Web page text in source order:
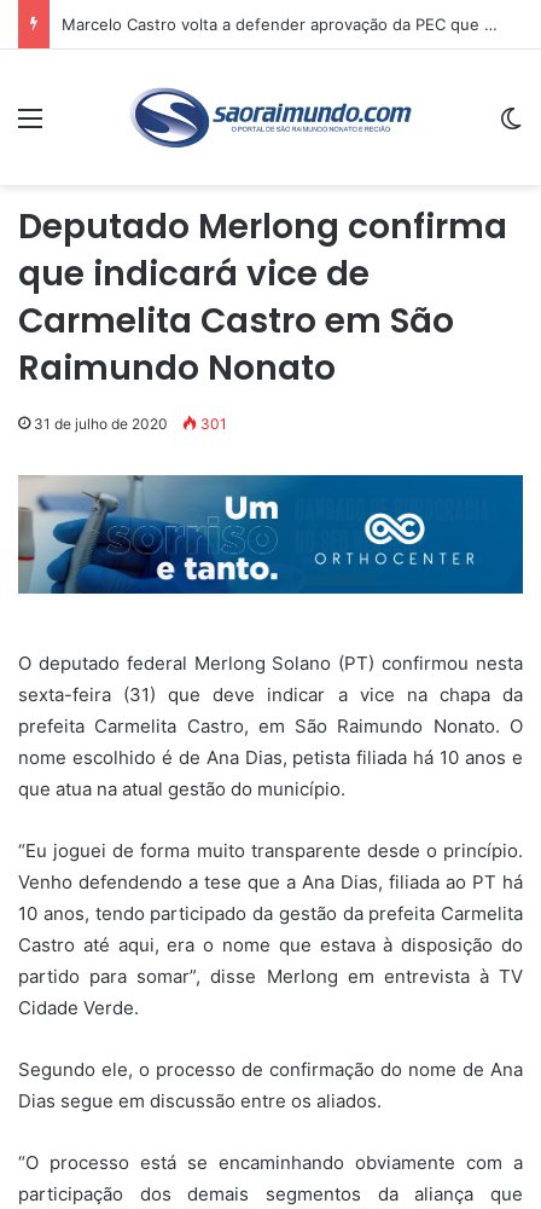
Marcelo Castro volta a defender aprovação da PEC que acaba com a escala 6×1 e avalia clima no Senado
Menu
Deputado Merlong confirma
que indicará vice de
Carmelita Castro em São
Raimundo Nonato
31 de julho de 2020 301
O deputado federal Merlong Solano (PT) confirmou nesta
sexta-feira (31) que deve indicar a vice na chapa da
prefeita Carmelita Castro, em São Raimundo Nonato. O
nome escolhido é de Ana Dias, petista filiada há 10 anos e
que atua na atual gestão do município.
“Eu joguei de forma muito transparente desde o princípio.
Venho defendendo a tese que a Ana Dias, filiada ao PT há
10 anos, tendo participado da gestão da prefeita Carmelita
Castro até aqui, era o nome que estava à disposição do
partido para somar”, disse Merlong em entrevista à TV
Cidade Verde.
Segundo ele, o processo de confirmação do nome de Ana
Dias segue em discussão entre os aliados.
“O processo está se encaminhando obviamente com a
participação dos demais segmentos da aliança que